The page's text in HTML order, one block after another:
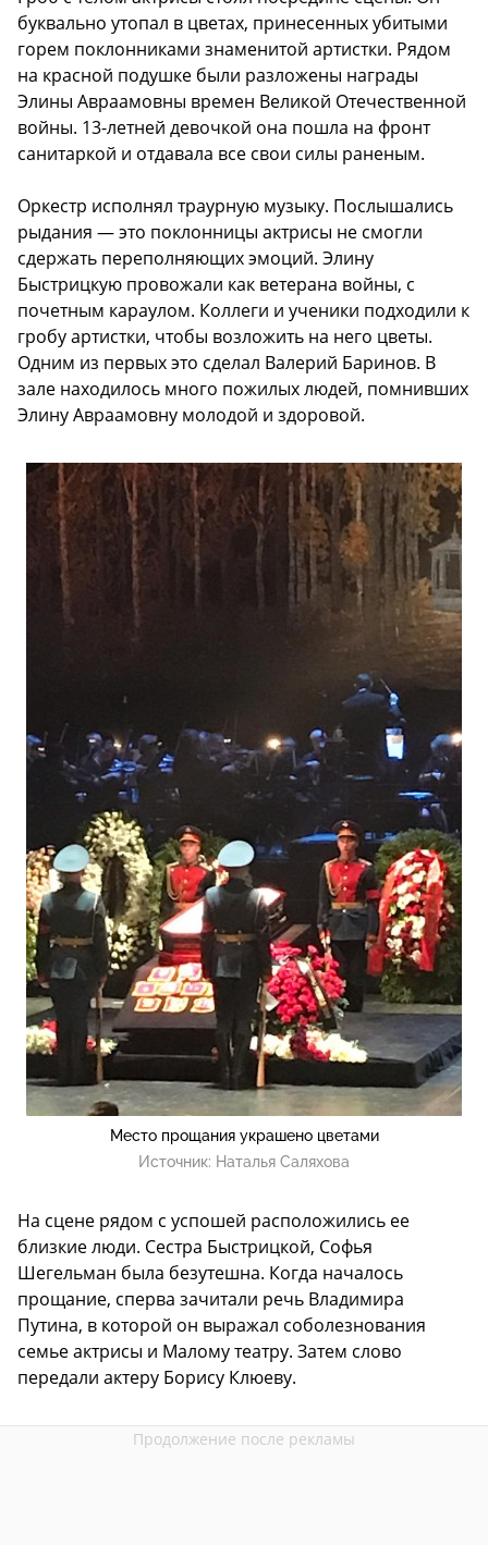
буквально утопал в цветах, принесенных убитыми
горем поклонниками знаменитой артистки. Рядом
на красной подушке были разложены награды
Элины Авраамовны времен Великой Отечественной
войны. 13-летней девочкой она пошла на фронт
санитаркой и отдавала все свои силы раненым.
Оркестр исполнял траурную музыку. Послышались
рыдания — это поклонницы актрисы не смогли
сдержать переполняющих эмоций. Элину
Быстрицкую провожали как ветерана войны, с
почетным караулом. Коллеги и ученики подходили к
гробу артистки, чтобы возложить на него цветы.
Одним из первых это сделал Валерий Баринов. В
зале находилось много пожилых людей, помнивших
Элину Авраамовну молодой и здоровой.
Место прощания украшено цветами
Источник: Наталья Саляхова
На сцене рядом с успошей расположились ее
близкие люди. Сестра Быстрицкой, Софья
Шегельман была безутешна. Когда началось
прощание, сперва зачитали речь Владимира
Путина, в которой он выражал соболезнования
семье актрисы и Малому театру. Затем слово
передали актеру Борису Клюеву.